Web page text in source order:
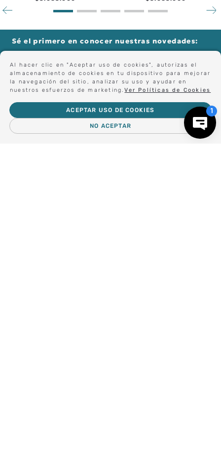
Al hacer clic en "Aceptar uso de cookies", autorizas el
almacenamiento de cookies en tu dispositivo para mejorar
la navegación del sitio, analizar su uso y ayudar en
nuestros esfuerzos de marketing.Ver Políticas de Cookies
NO ACEPTAR
ACEPTAR USO DE COOKIES
Sé el primero en conocer nuestras novedades:
Forma parte de nuestros clientes exclusivos.